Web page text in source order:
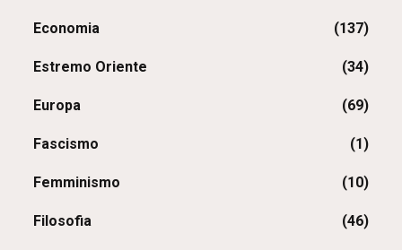
Economia (137)
Estremo Oriente (34)
Europa (69)
Fascismo (1)
Femminismo (10)
Filosofia (46)